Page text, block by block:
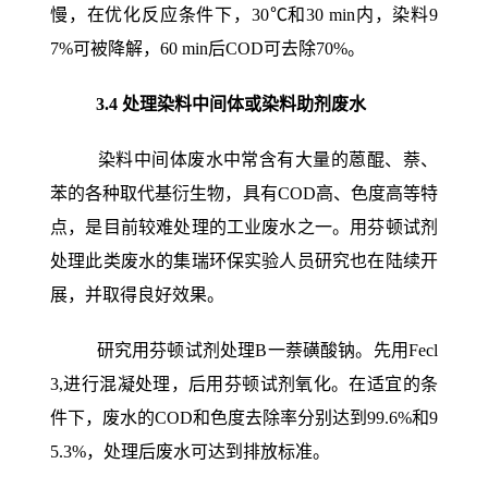
慢，在优化反应条件下，30℃和30 min内，染料9
7%可被降解，60 min后COD可去除70%。
3.4 处理染料中间体或染料助剂废水
染料中间体废水中常含有大量的蒽醌、萘、
苯的各种取代基衍生物，具有COD高、色度高等特
点，是目前较难处理的工业废水之一。用芬顿试剂
处理此类废水的集瑞环保实验人员研究也在陆续开
展，并取得良好效果。
研究用芬顿试剂处理B一萘磺酸钠。先用Fecl
3,进行混凝处理，后用芬顿试剂氧化。在适宜的条
件下，废水的COD和色度去除率分别达到99.6%和9
5.3%，处理后废水可达到排放标准。